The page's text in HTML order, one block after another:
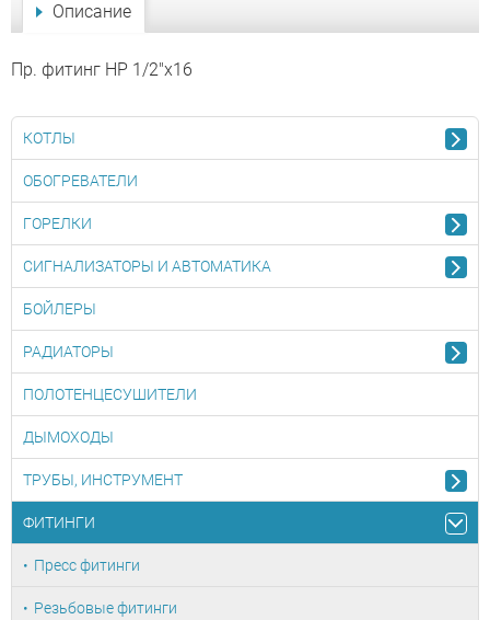
Описание
Пр. фитинг НР 1/2"х16
КОТЛЫ
ОБОГРЕВАТЕЛИ
ГОРЕЛКИ
СИГНАЛИЗАТОРЫ И АВТОМАТИКА
БОЙЛЕРЫ
РАДИАТОРЫ
ПОЛОТЕНЦЕСУШИТЕЛИ
ДЫМОХОДЫ
ТРУБЫ, ИНСТРУМЕНТ
ФИТИНГИ
Пресс фитинги
Резьбовые фитинги